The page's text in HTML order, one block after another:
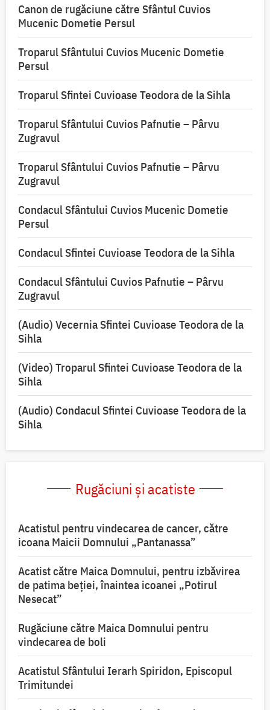
Canon de rugăciune către Sfântul Cuvios
Mucenic Dometie Persul
Troparul Sfântului Cuvios Mucenic Dometie
Persul
Troparul Sfintei Cuvioase Teodora de la Sihla
Troparul Sfântului Cuvios Pafnutie – Pârvu
Zugravul
Troparul Sfântului Cuvios Pafnutie – Pârvu
Zugravul
Condacul Sfântului Cuvios Mucenic Dometie
Persul
Condacul Sfintei Cuvioase Teodora de la Sihla
Condacul Sfântului Cuvios Pafnutie – Pârvu
Zugravul
(Audio) Vecernia Sfintei Cuvioase Teodora de la
Sihla
(Video) Troparul Sfintei Cuvioase Teodora de la
Sihla
(Audio) Condacul Sfintei Cuvioase Teodora de la
Sihla
Rugăciuni și acatiste
Acatistul pentru vindecarea de cancer, către
icoana Maicii Domnului „Pantanassa”
Acatist către Maica Domnului, pentru izbăvirea
de patima beției, înaintea icoanei „Potirul
Nesecat”
Rugăciune către Maica Domnului pentru
vindecarea de boli
Acatistul Sfântului Ierarh Spiridon, Episcopul
Trimitundei